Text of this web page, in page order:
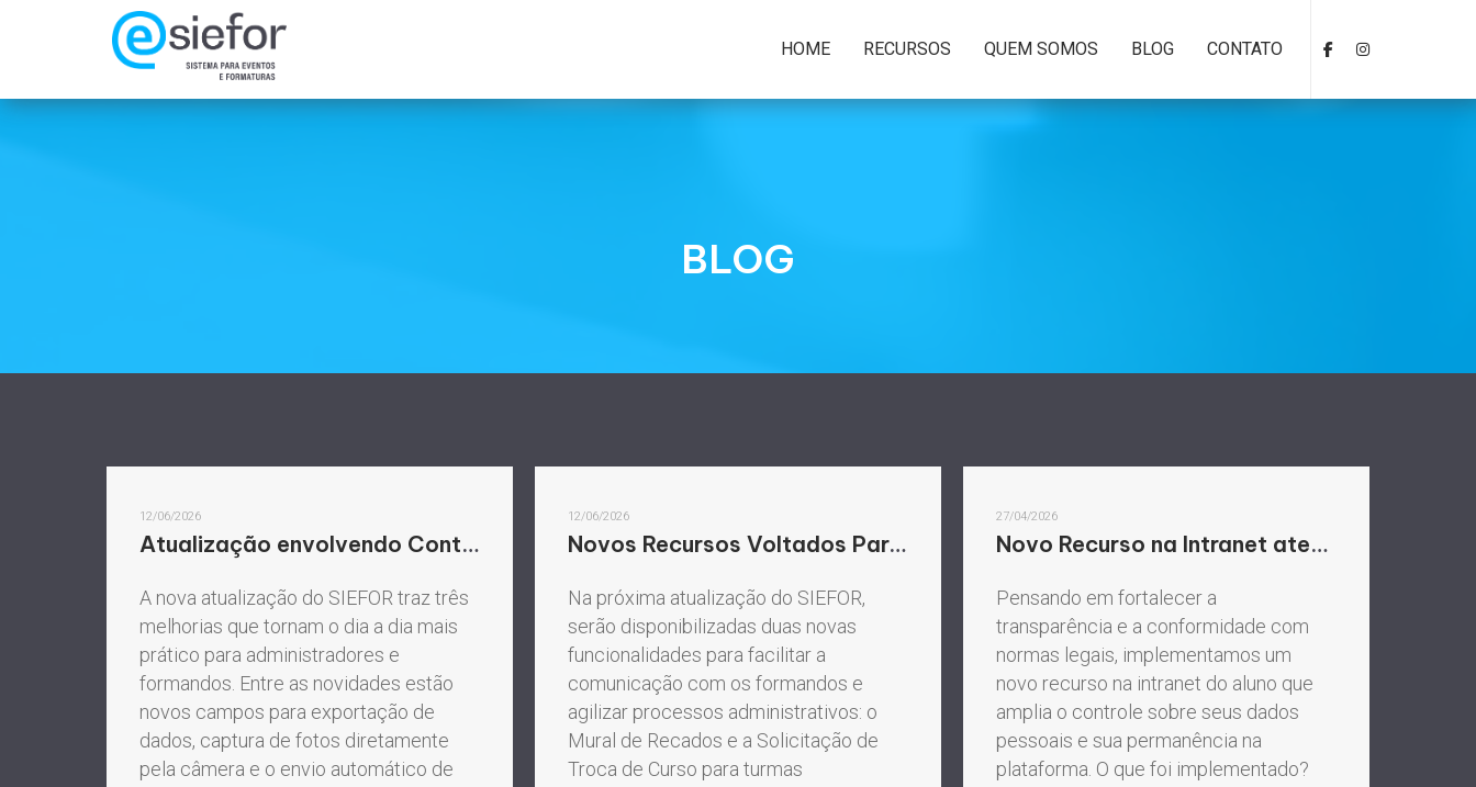
HOME RECURSOS QUEM SOMOS BLOG CONTATO
BLOG
12/06/2026
Atualização envolvendo Contratos e Exportação de dados.
A nova atualização do SIEFOR traz três
melhorias que tornam o dia a dia mais
prático para administradores e
formandos. Entre as novidades estão
novos campos para exportação de
dados, captura de fotos diretamente
pela câmera e o envio automático de
12/06/2026
Novos Recursos Voltados Para a Comunicação com Formandos
Na próxima atualização do SIEFOR,
serão disponibilizadas duas novas
funcionalidades para facilitar a
comunicação com os formandos e
agilizar processos administrativos: o
Mural de Recados e a Solicitação de
Troca de Curso para turmas
27/04/2026
Novo Recurso na Intranet atendendo à LGPD
Pensando em fortalecer a
transparência e a conformidade com
normas legais, implementamos um
novo recurso na intranet do aluno que
amplia o controle sobre seus dados
pessoais e sua permanência na
plataforma. O que foi implementado?